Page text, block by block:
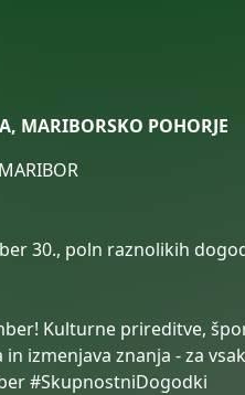
MARIBORSKO POHORJE
30., poln raznolikih
Kulturne prireditve,
izmenjava znanja - za
#SkupnostniDogodki